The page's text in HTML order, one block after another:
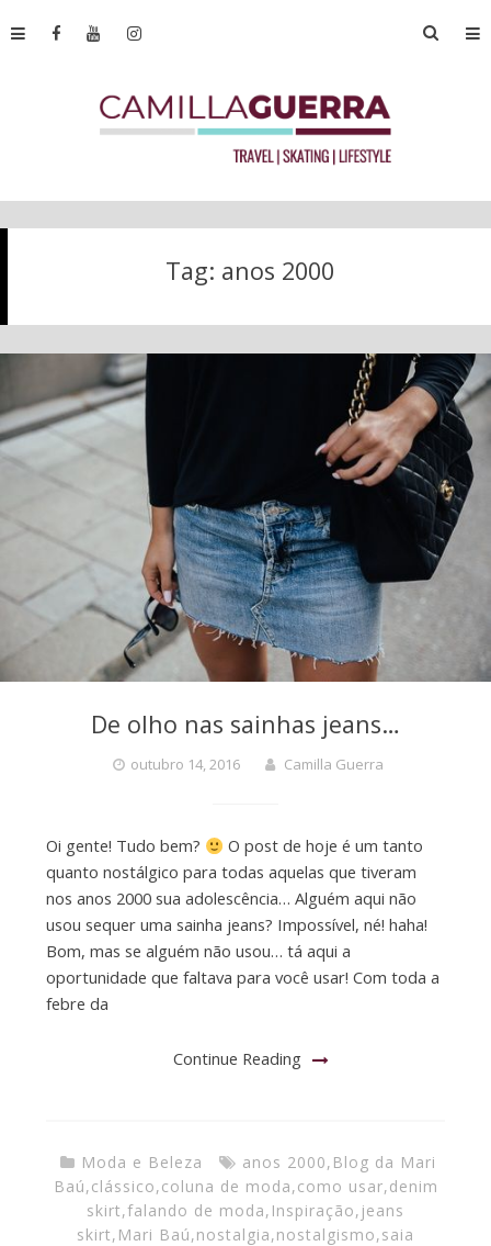
Tag: anos 2000
De olho nas sainhas jeans…
outubro 14, 2016 Camilla Guerra
Oi gente! Tudo bem?
O post de hoje é um tanto
quanto nostálgico para todas aquelas que tiveram
nos anos 2000 sua adolescência… Alguém aqui não
usou sequer uma sainha jeans? Impossível, né! haha!
Bom, mas se alguém não usou… tá aqui a
oportunidade que faltava para você usar! Com toda a
febre da
Continue Reading
Moda e Beleza anos 2000, Blog da Mari
Baú,clássico,coluna de moda,como usar,denim
skirt,falando de moda, Inspiração, jeans
skirt, Mari Baú,nostalgia,nostalgismo,saia